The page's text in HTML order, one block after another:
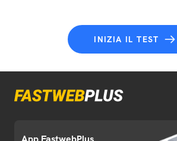
INIZIA IL TEST